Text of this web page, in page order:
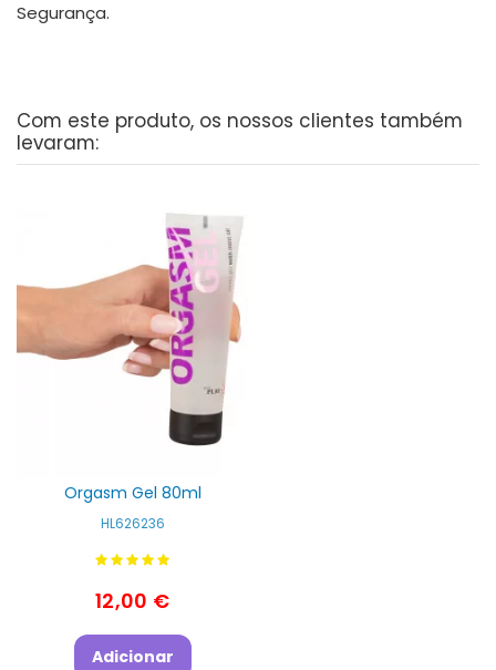
Segurança.
Com este produto, os nossos clientes também
levaram:
Orgasm Gel 80ml
HL626236
12,00 €
Adicionar